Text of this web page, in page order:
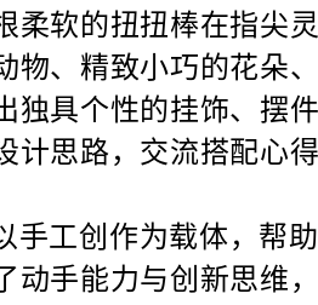
柔软的扭扭棒在指尖
物、精致小巧的花朵
独具个性的挂饰、摆
计思路，交流搭配心
手工创作为载体，帮
动手能力与创新思维